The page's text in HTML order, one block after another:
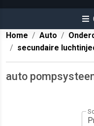
Home
Auto
secundaire
auto